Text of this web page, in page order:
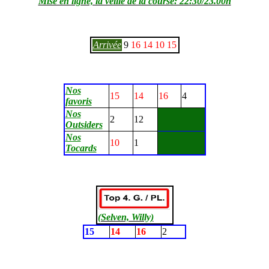
Arrivée 9 16 14 10 15
Nos
favoris
15 14 16
4
Nos
Outsiders
2
12
Nos
Tocards
10 1
(Selven, Willy)
15
14 16 2